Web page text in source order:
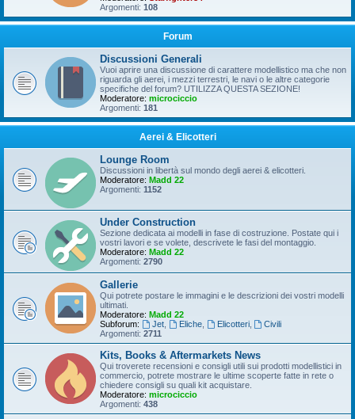
Argomenti: 108
Forum
Discussioni Generali
Vuoi aprire una discussione di carattere modellistico ma che non
riguarda gli aerei, i mezzi terrestri, le navi o le altre categorie
specifiche del forum? UTILIZZA QUESTA SEZIONE!
Moderatore: microciccio
Argomenti: 181
Aerei & Elicotteri
Lounge Room
Discussioni in libertà sul mondo degli aerei & elicotteri.
Moderatore: Madd 22
Argomenti: 1152
Under Construction
Sezione dedicata ai modelli in fase di costruzione. Postate qui i
vostri lavori e se volete, descrivete le fasi del montaggio.
Moderatore: Madd 22
Argomenti: 2790
Gallerie
Qui potrete postare le immagini e le descrizioni dei vostri modelli
ultimati.
Moderatore: Madd 22
Subforum:
Jet, Eliche, Elicotteri,
Civili
Argomenti: 2711
Kits, Books & Aftermarkets News
Qui troverete recensioni e consigli utili sui prodotti modellistici in
commercio, potrete mostrare le ultime scoperte fatte in rete o
chiedere consigli su quali kit acquistare.
Moderatore: microciccio
Argomenti: 438